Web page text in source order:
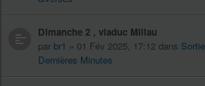
Dimanche 2 , viaduc Millau
par br1 » 01 Fév 2025, 17:12 dans
Dernières Minutes